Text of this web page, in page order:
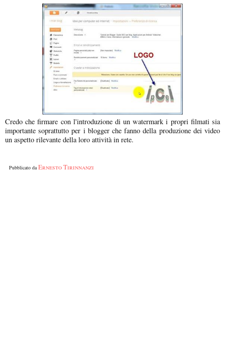
Credo che firmare con l'introduzione di un watermark i propri filmati sia
importante soprattutto per i blogger che fanno della produzione dei video
un aspetto rilevante della loro attività in rete.
Pubblicato daErnesto Tirinnanzi